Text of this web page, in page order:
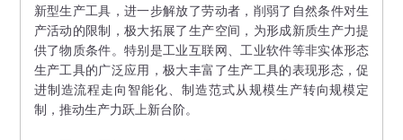
新型生产工具，进一步解放了劳动者，削弱了自然条件对生
产活动的限制，极大拓展了生产空间，为形成新质生产力提
供了物质条件。特别是工业互联网、工业软件等非实体形态
生产工具的广泛应用，极大丰富了生产工具的表现形态，促
进制造流程走向智能化、制造范式从规模生产转向规模定
制，推动生产力跃上新台阶。